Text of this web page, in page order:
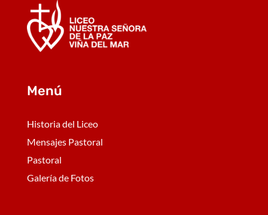
Menú
Historia del Liceo
Mensajes Pastoral
Pastoral
Galería de Fotos